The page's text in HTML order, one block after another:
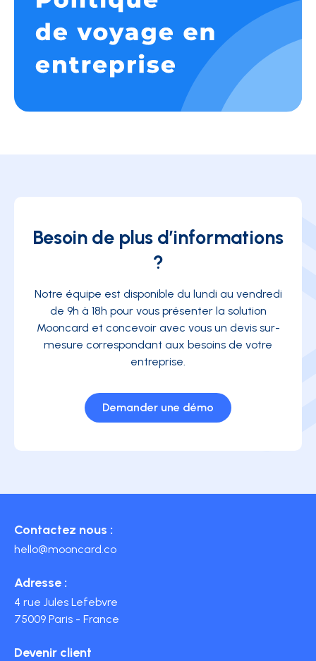
Besoin de plus d’informations
?
Notre équipe est disponible du lundi au vendredi
de 9h à 18h pour vous présenter la solution
Mooncard et concevoir avec vous un devis sur-
mesure correspondant aux besoins de votre
entreprise.
Demander une démo
Contactez nous :
hello@mooncard.co
Adresse :
4 rue Jules Lefebvre
75009 Paris - France
Devenir client